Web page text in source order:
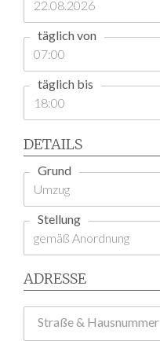
täglich von
täglich bis
DETAILS
Grund
Stellung
ADRESSE
Straße & Hausnummer